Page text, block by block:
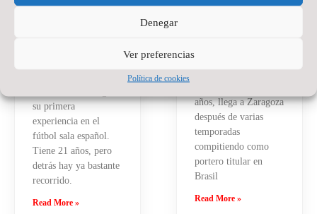
Denegar
Ver preferencias
Política de cookies
su primera
experiencia en el
fútbol sala español.
Tiene 21 años, pero
detrás hay ya bastante
recorrido.
Read More »
a Primera División.
años, llega a Zaragoza
después de varias
temporadas
compitiendo como
portero titular en
Brasil
Read More »